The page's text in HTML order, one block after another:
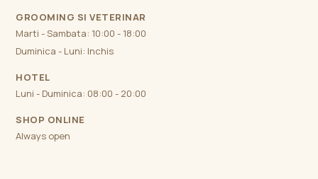
GROOMING SI VETERINAR
Marti - Sambata: 10:00 - 18:00
Duminica - Luni: Inchis
HOTEL
Luni - Duminica: 08:00 - 20:00
SHOP ONLINE
Always open